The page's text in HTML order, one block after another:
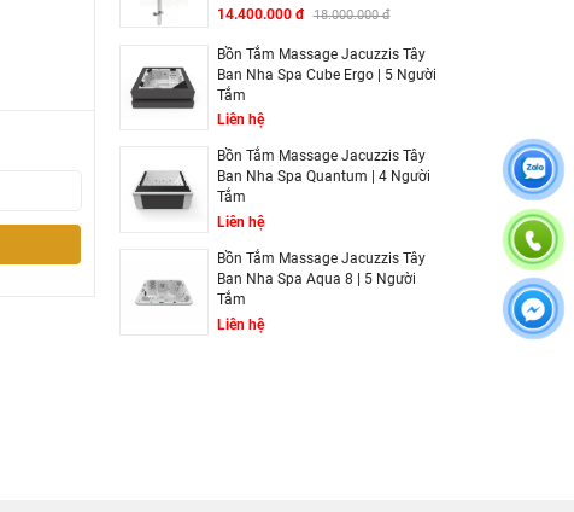
14.400.000 đ 18.000.000 đ
Bồn Tắm Massage Jacuzzis Tây
Ban Nha Spa Cube Ergo | 5 Người
Tắm
Liên hệ
Bồn Tắm Massage Jacuzzis Tây
Ban Nha Spa Quantum | 4 Người
Tắm
Liên hệ
Bồn Tắm Massage Jacuzzis Tây
Ban Nha Spa Aqua 8 | 5 Người
Tắm
Liên hệ